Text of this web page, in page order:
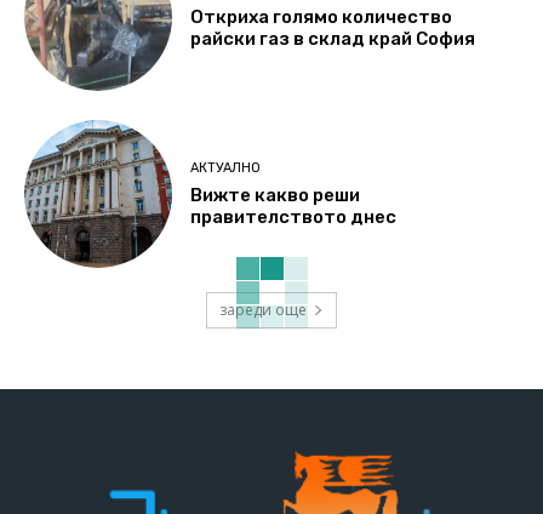
Откриха голямо количество
райски газ в склад край София
АКТУАЛНО
Вижте какво реши
правителството днес
зареди още